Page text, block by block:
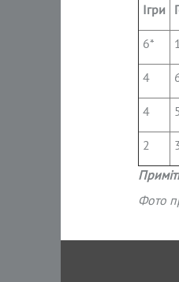
Ігри
6*
4
4
2
Фото